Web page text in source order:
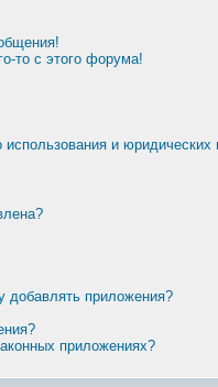
то с этого форума!
использования и
добавлять приложения?
приложениях?